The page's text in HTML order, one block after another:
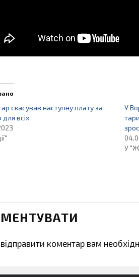
скасував наступну плату за
всіх
У
У
коментар вам